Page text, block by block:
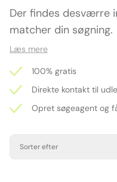
Der findes desværre
matcher din søgning.
Læs mere
100% gratis
Direkte kontakt til
Opret søgeagent og
Sorter efter